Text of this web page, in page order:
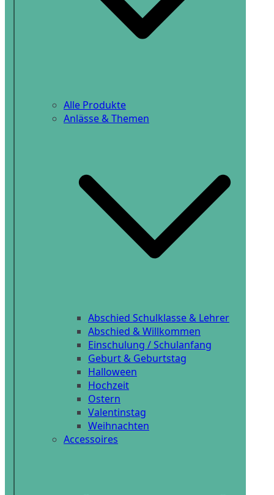
Alle Produkte
Anlässe & Themen
Abschied Schulklasse & Lehrer
Abschied & Willkommen
Einschulung / Schulanfang
Geburt & Geburtstag
Halloween
Hochzeit
Ostern
Valentinstag
Weihnachten
Accessoires